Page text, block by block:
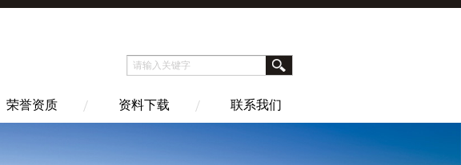
荣誉资质 资料下载 联系我们